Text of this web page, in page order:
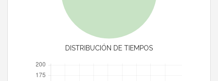
DISTRIBUCIÓN DE TIEMPOS